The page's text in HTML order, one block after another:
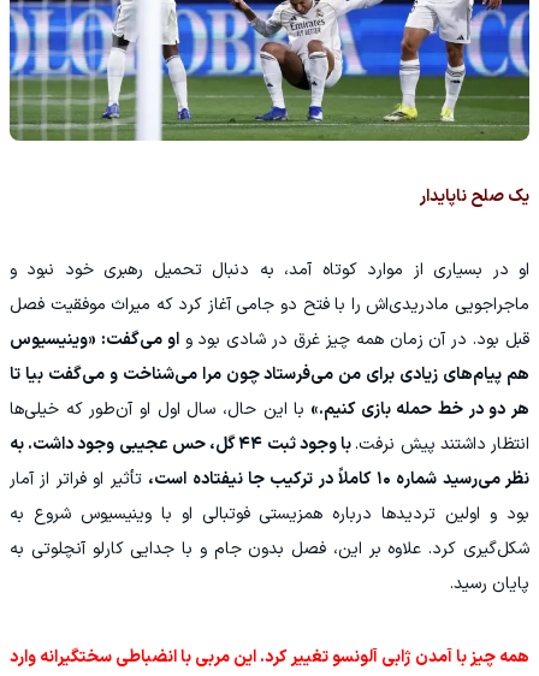
یک صلح ناپایدار
او در بسیاری از موارد کوتاه آمد، به دنبال تحمیل رهبری خود نبود و
ماجراجویی مادریدی‌اش را با فتح دو جامی آغاز کرد که میراث موفقیت فصل
قبل بود. در آن زمان همه چیز غرق در شادی بود واو می‌گفت: «وینیسیوس
هم پیام‌های زیادی برای من می‌فرستاد چون مرا می‌شناخت و می‌گفت بیا تا
هر دو در خط حمله بازی کنیم.» با این حال، سال اول او آن‌طور که خیلی‌ها
انتظار داشتند پیش نرفت.
با وجود ثبت ۴۴ گل، حس عجیبی وجود داشت. به
نظر می‌رسید شماره ۱۰ کاملاً در ترکیب جا نیفتاده است،
تأثیر او فراتر از آمار
بود و اولین تردیدها درباره همزیستی فوتبالی او با وینیسیوس شروع به
شکل‌گیری کرد. علاوه بر این، فصل بدون جام و با جدایی کارلو آنچلوتی به
پایان رسید.
همه چیز با آمدن ژابی آلونسو تغییر کرد. این مربی با انضباطی سختگیرانه وارد